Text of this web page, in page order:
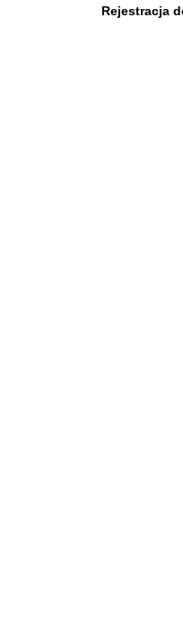
Rejestracja